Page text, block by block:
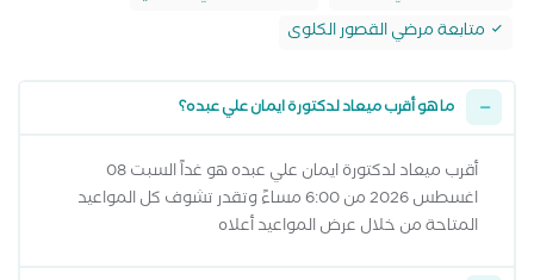
متابعة مرضي القصور الكلوى
ما هو أقرب ميعاد لدكتورة ايمان علي عبده؟
أقرب ميعاد لدكتورة ايمان علي عبده هو غداً السبت 08
اغسطس 2026 من 6:00 مساءً وتقدر تشوف كل المواعيد
المتاحة من خلال عرض المواعيد أعلاه